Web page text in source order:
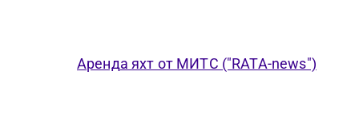
Аренда яхт от МИТС ("RATA-news")